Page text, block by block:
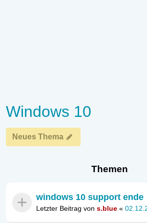
Windows 10
Neues Thema
Themen
windows 10 support ende
Letzter Beitrag von s.blue «